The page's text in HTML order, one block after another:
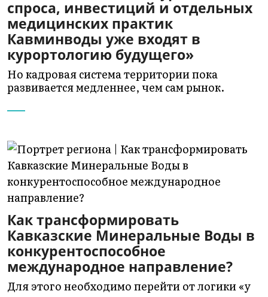
спроса, инвестиций и отдельных
медицинских практик
Кавминводы уже входят в
курортологию будущего»
Но кадровая система территории пока
развивается медленнее, чем сам рынок.
Как трансформировать
Кавказские Минеральные Воды в
конкурентоспособное
международное направление?
Для этого необходимо перейти от логики «у